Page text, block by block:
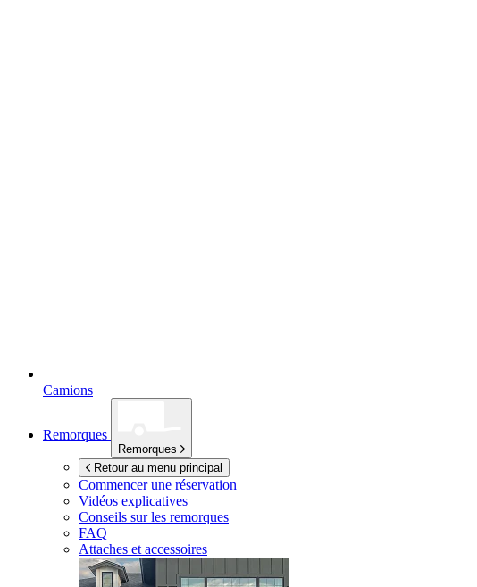
Camions
Remorques
Remorques
Retour au menu principal
Commencer une réservation
Vidéos explicatives
Conseils sur les remorques
FAQ
Attaches et accessoires